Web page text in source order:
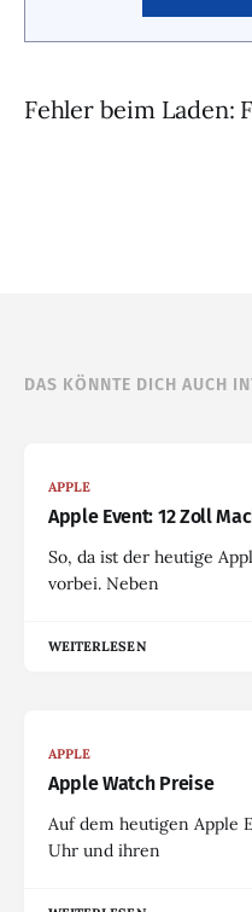
Fehler beim Laden:
DAS KÖNNTE DICH AUCH
APPLE
Apple Event: 12 Zoll
So, da ist der heutige
vorbei. Neben
WEITERLESEN
APPLE
Apple Watch Preise
Auf dem heutigen Apple
Uhr und ihren